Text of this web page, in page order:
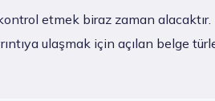
etmek biraz zaman alacaktır.
ulaşmak için açılan belge